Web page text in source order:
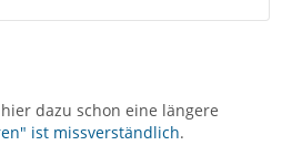
dazu schon eine längere
ist missverständlich.